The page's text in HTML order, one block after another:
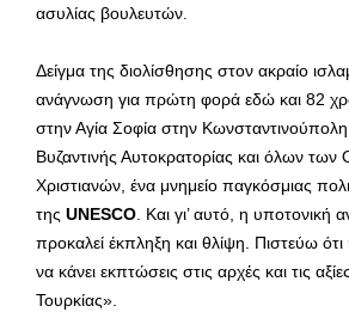
ασυλίας βουλευτών.
Δείγμα της διολίσθησης στον ακραίο
ανάγνωση για πρώτη φορά εδώ και 82
στην Αγία Σοφία στην
Βυζαντινής Αυτοκρατορίας και όλων
Χριστιανών, ένα μνημείο παγκόσμιας
της UNESCO. Και γι’ αυτό, η υποτονική
προκαλεί έκπληξη και θλίψη. Πιστεύω
να κάνει εκπτώσεις στις αρχές και τις
Τουρκίας».